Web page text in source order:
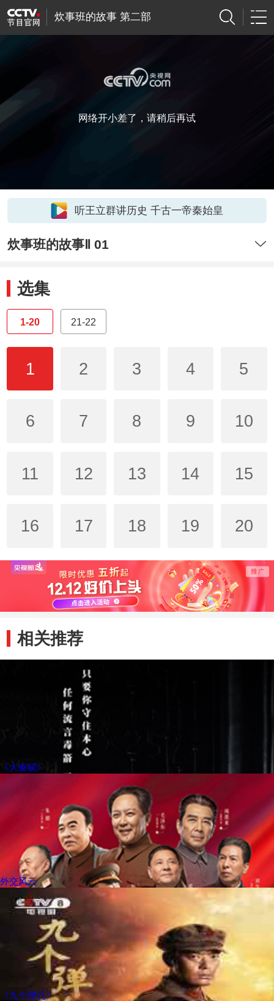
炊事班的故事 第二部
网络开小差了，请稍后再试
听王立群讲历史 千古一帝秦始皇
炊事班的故事Ⅱ 01
选集
1-20 21-22
1 2 3 4 5
6 7 8 9 10
11 12 13 14 15
16 17 18 19 20
相关推荐
《大秦赋》
外交风云
《九个弹孔》